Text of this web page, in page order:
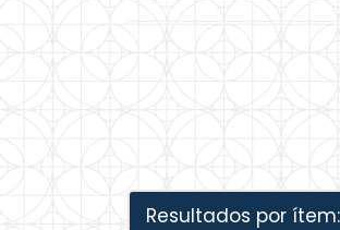
Resultados por ítem: